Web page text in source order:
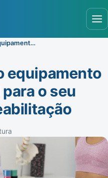
Como escolher o equipamento ortopédico ideal para o seu tratamento ou reabilitação
equipamento
o seu